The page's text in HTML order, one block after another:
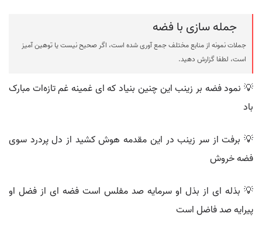
جمله سازی با فضه
جملات نمونه از منابع مختلف جمع آوری شده است، اگر صحیح نیست یا توهین آمیز
است، لطفا گزارش دهید.
💡 نمود فضه بر زینب این چنین بنیاد که ای غمینه غم تازه‌ات مبارک
باد
💡 برفت از سر زینب در این مقدمه هوش کشید از دل پردرد سوی
فضه خروش
💡 بذله ای از بذل او سرمایه صد مفلس است فضه ای از فضل او
پیرایه صد فاضل است